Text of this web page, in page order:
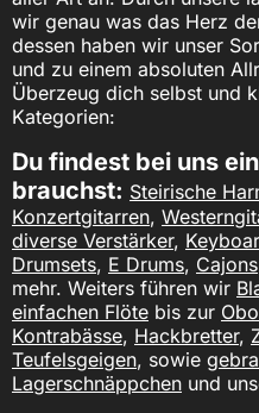
wir genau was das Herz
dessen haben wir unser
und zu einem absoluten
Überzeug dich selbst und
Kategorien:
Du findest bei uns
brauchst: Steirische
Konzertgitarren,
diverse Verstärker,
Drumsets, E Drums, Cajons
mehr. Weiters führen wir
einfachen Flöte bis zur
Kontrabässe, Hackbretter,
Teufelsgeigen, sowie g
Lagerschnäppchen und